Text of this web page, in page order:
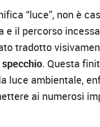
“luce”, non è
e il percorso
tradotto
. Questa
luce ambientale,
ai numerosi